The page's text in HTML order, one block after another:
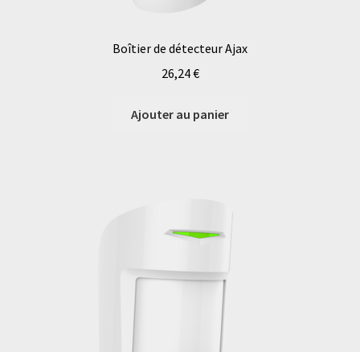
Boîtier de détecteur Ajax
26,24€
Ajouter au panier